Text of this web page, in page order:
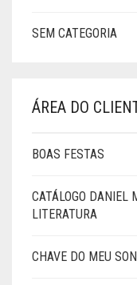
SEM CATEGORIA
ÁREA DO
BOAS FESTAS
CATÁLOGO DANIEL
LITERATURA
CHAVE DO MEU